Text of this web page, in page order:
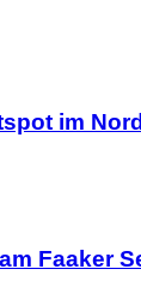
im
Faaker